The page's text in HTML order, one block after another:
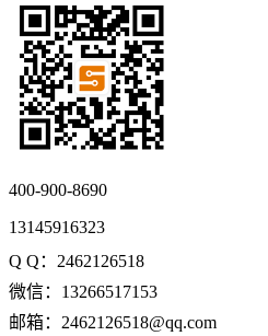
400-900-8690
13145916323
Q Q：2462126518
微信：13266517153
邮箱：2462126518@qq.com